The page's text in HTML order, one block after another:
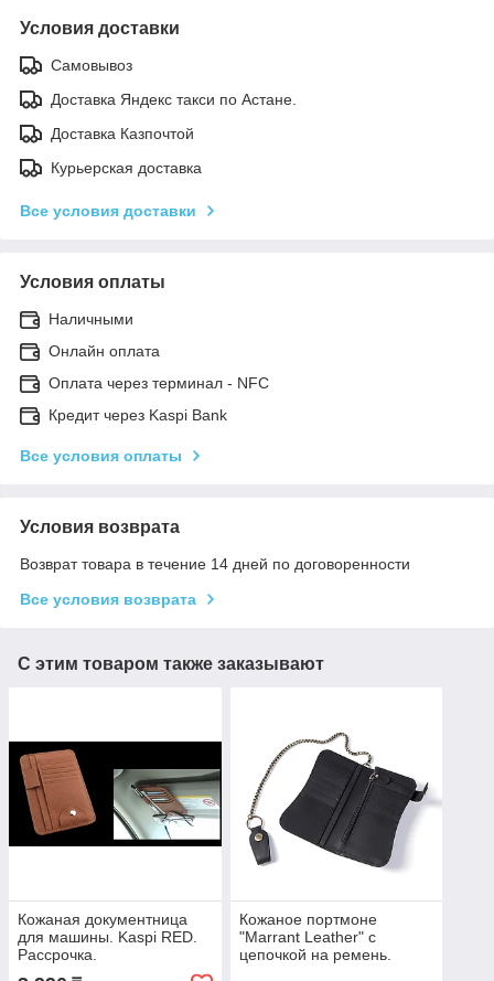
Условия доставки
Самовывоз
Доставка Яндекс такси по Астане.
Доставка Казпочтой
Курьерская доставка
Все условия доставки
Условия оплаты
Наличными
Онлайн оплата
Оплата через терминал - NFC
Кредит через Kaspi Bank
Все условия оплаты
Условия возврата
Возврат товара в течение 14 дней по договоренности
Все условия возврата
С этим товаром также заказывают
Кожаная документница
для машины. Kaspi RED.
Рассрочка.
Кожаное портмоне
"Marrant Leather" с
цепочкой на ремень.